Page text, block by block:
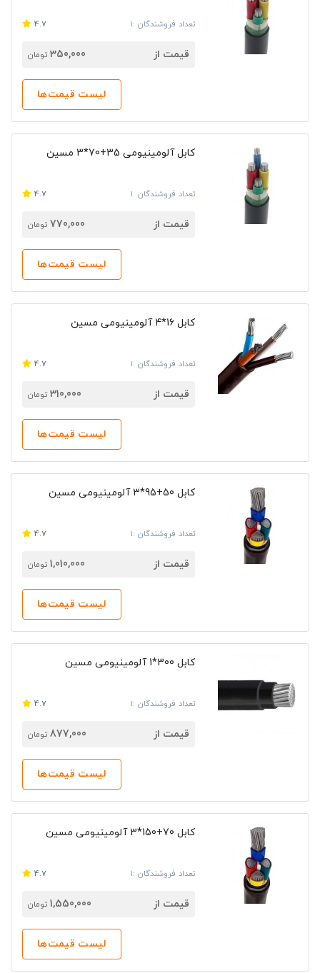
تعداد فروشندگان :1 4.7
قیمت از 350,000 تومان
لیست قیمت‌ها
کابل آلومینیومی 35+70*3 مسین
تعداد فروشندگان :1 4.7
قیمت از 770,000 تومان
لیست قیمت‌ها
کابل 16*4 آلومینیومی مسین
تعداد فروشندگان :1 4.7
قیمت از 310,000 تومان
لیست قیمت‌ها
کابل 50+95*3 آلومینیومی مسین
تعداد فروشندگان :1 4.7
قیمت از 1,010,000 تومان
لیست قیمت‌ها
کابل 300*1 آلومینیومی مسین
تعداد فروشندگان :1 4.7
قیمت از 877,000 تومان
لیست قیمت‌ها
کابل 70+150*3 آلومینیومی مسین
تعداد فروشندگان :1 4.7
قیمت از 1,550,000 تومان
لیست قیمت‌ها